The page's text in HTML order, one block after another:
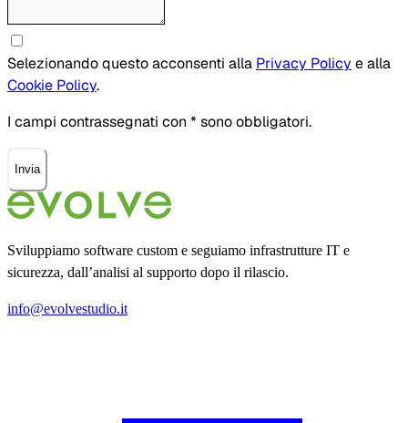
Selezionando questo acconsenti alla Privacy Policy e alla
Cookie Policy.
I campi contrassegnati con * sono obbligatori.
Invia
Sviluppiamo software custom e seguiamo infrastrutture IT e
sicurezza, dall’analisi al supporto dopo il rilascio.
info@evolvestudio.it